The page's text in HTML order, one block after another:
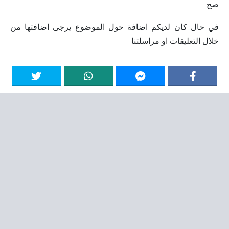
صح
في حال كان لديكم اضافة حول الموضوع يرجى اضافتها من
خلال التعليقات او مراسلتنا